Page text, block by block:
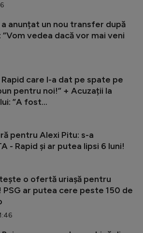
anunțat un nou transfer după
”Vom vedea dacă vor mai veni
care l-a dat pe spate pe
pentru noi!” + Acuzații la
”A fost...
pentru Alexi Pitu: s-a
- Rapid și ar putea lipsi 6 luni!
o ofertă uriașă pentru
PSG ar putea cere peste 150 de